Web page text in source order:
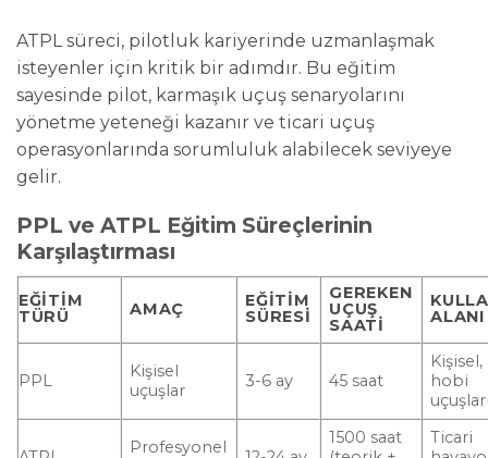
ATPL süreci, pilotluk kariyerinde uzmanlaşmak
isteyenler için kritik bir adımdır. Bu eğitim
sayesinde pilot, karmaşık uçuş senaryolarını
yönetme yeteneği kazanır ve ticari uçuş
operasyonlarında sorumluluk alabilecek seviyeye
gelir.
PPL ve ATPL Eğitim Süreçlerinin
Karşılaştırması
EĞITIM
TÜRÜ
AMAÇ
EĞITIM
SÜRESI
GEREKEN
UÇUŞ
SAATI
ALANI
PPL
Kişisel
uçuşlar
3-6 ay 45 saat
Kişisel,
hobi
Profesyonel
1500 saat
Ticari